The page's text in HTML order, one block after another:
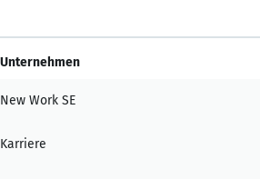
Unternehmen
New Work SE
Karriere